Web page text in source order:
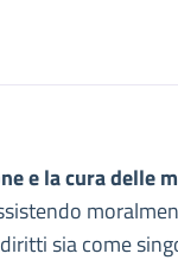
e la cura delle
sia come